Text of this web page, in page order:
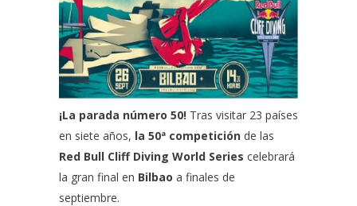
¡La parada número 50! Tras visitar 23 países
en siete años, la 50ª competición de las
Red Bull Cliff Diving World Series celebrará
la gran final en Bilbao a finales de
septiembre.